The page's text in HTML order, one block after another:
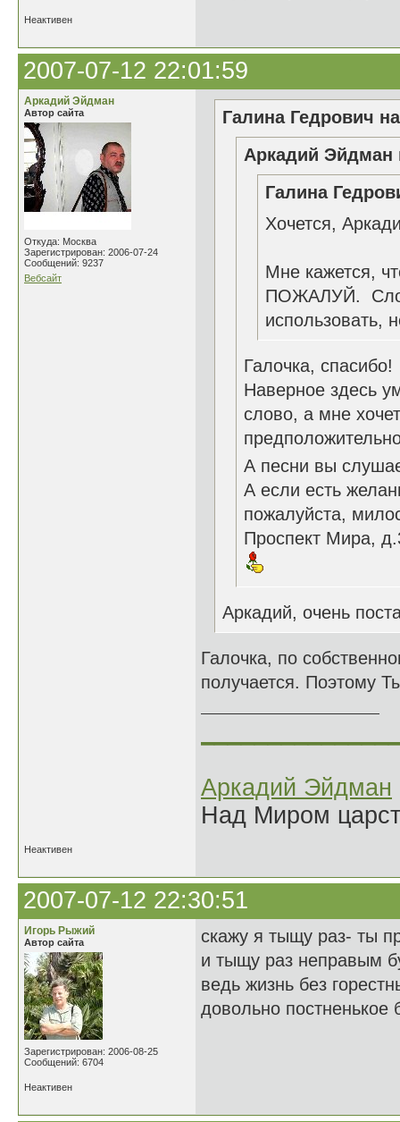
Неактивен
2007-07-12 22:01:59
Аркадий Эйдман
Автор сайта
Откуда: Москва
Зарегистрирован: 2006-07-24
Сообщений: 9237
Вебсайт
Галина Гедрович
Аркадий Эйдман
Галина
Хочется,
Мне кажется,
ПОЖАЛУЙ.
использовать,
Галочка, спасибо!
Наверное здесь
слово, а мне
А песни вы
А если есть
пожалуйста,
Проспект Мира,
Аркадий, очень
Галочка, по
получается. Поэтому
Аркадий Эйдман
Над Миром
Неактивен
2007-07-12 22:30:51
Игорь Рыжий
Автор сайта
Зарегистрирован: 2006-08-25
Сообщений: 6704
скажу я тыщу раз- ты
и тыщу раз неправым
ведь жизнь без
довольно постненькое
Неактивен